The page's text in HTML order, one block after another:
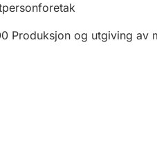
Produksjon og utgiving av